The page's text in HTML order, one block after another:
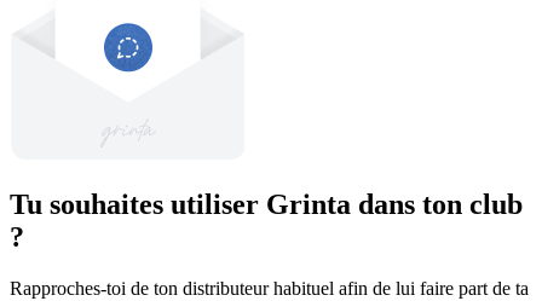
Tu souhaites utiliser Grinta dans ton club
?
Rapproches-toi de ton distributeur habituel afin de lui faire part de ta